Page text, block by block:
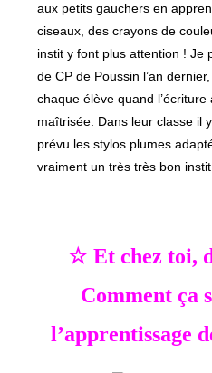
aux petits gauchers en
ciseaux, des crayons de
instit y font plus attention ! Je
de CP de Poussin l’an
chaque élève quand
maîtrisée. Dans leur classe il
prévu les stylos plumes
vraiment un très très bon
☆ Et chez toi,
Comment ça
l’apprentissage